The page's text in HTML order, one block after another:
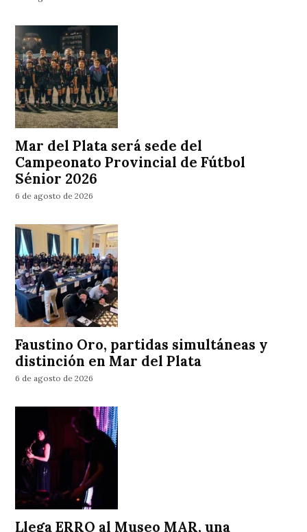
Mar del Plata será sede del
Campeonato Provincial de Fútbol
Sénior 2026
6 de agosto de 2026
Faustino Oro, partidas simultáneas y
distinción en Mar del Plata
6 de agosto de 2026
Llega ERRO al Museo MAR, una